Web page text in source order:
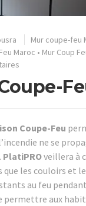
Mur coupe-feu
Maroc • Mur Coup
Coupe-Feu
ne se
PlatiPROveillera à
que les couloirs et
au feu
aux